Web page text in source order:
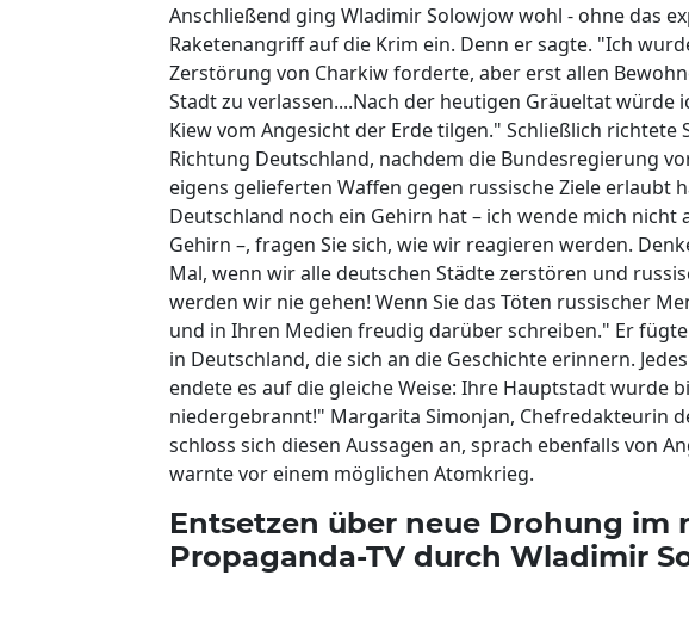
Anschließend ging Wladimir Solowjow wohl - ohne das
Raketenangriff auf die Krim ein. Denn er sagte. "Ich
Zerstörung von Charkiw forderte, aber erst allen
Stadt zu verlassen....Nach der heutigen Gräueltat würde
Kiew vom Angesicht der Erde tilgen." Schließlich
Richtung Deutschland, nachdem die Bundesregierung
eigens gelieferten Waffen gegen russische Ziele erlaubt
Deutschland noch ein Gehirn hat – ich wende mich nicht
Gehirn –, fragen Sie sich, wie wir reagieren werden.
Mal, wenn wir alle deutschen Städte zerstören und
werden wir nie gehen! Wenn Sie das Töten russischer
und in Ihren Medien freudig darüber schreiben." Er
in Deutschland, die sich an die Geschichte erinnern.
endete es auf die gleiche Weise: Ihre Hauptstadt wurde
niedergebrannt!" Margarita Simonjan, Chefredakteurin
schloss sich diesen Aussagen an, sprach ebenfalls von
warnte vor einem möglichen Atomkrieg.
Entsetzen über neue Drohung im
Propaganda-TV durch Wladimir